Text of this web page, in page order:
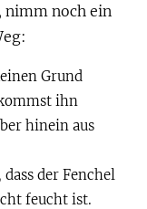
nimm noch ein
Grund
ihn
hinein aus
der Fenchel
feucht ist.